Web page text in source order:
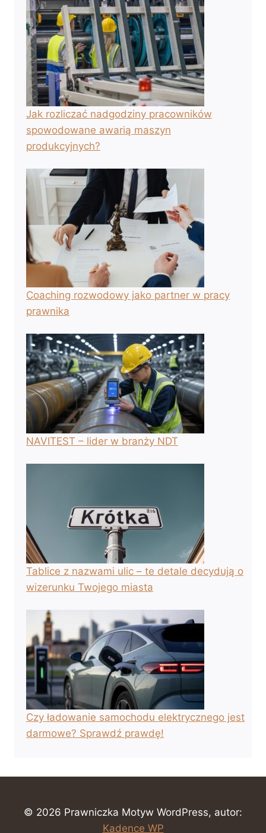
Jak rozliczać nadgodziny pracowników
spowodowane awarią maszyn
produkcyjnych?
Coaching rozwodowy jako partner w pracy
prawnika
NAVITEST – lider w branży NDT
Tablice z nazwami ulic – te detale decydują o
wizerunku Twojego miasta
Czy ładowanie samochodu elektrycznego jest
darmowe? Sprawdź prawdę!
© 2026 Prawniczka Motyw WordPress, autor:
Kadence WP